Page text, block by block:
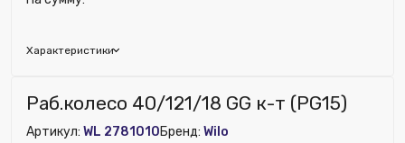
Характеристики
Бренд:
Раб.колесо 40/121/18 GG к-т (PG15)
Артикул: WL 2781010Бренд: Wilo